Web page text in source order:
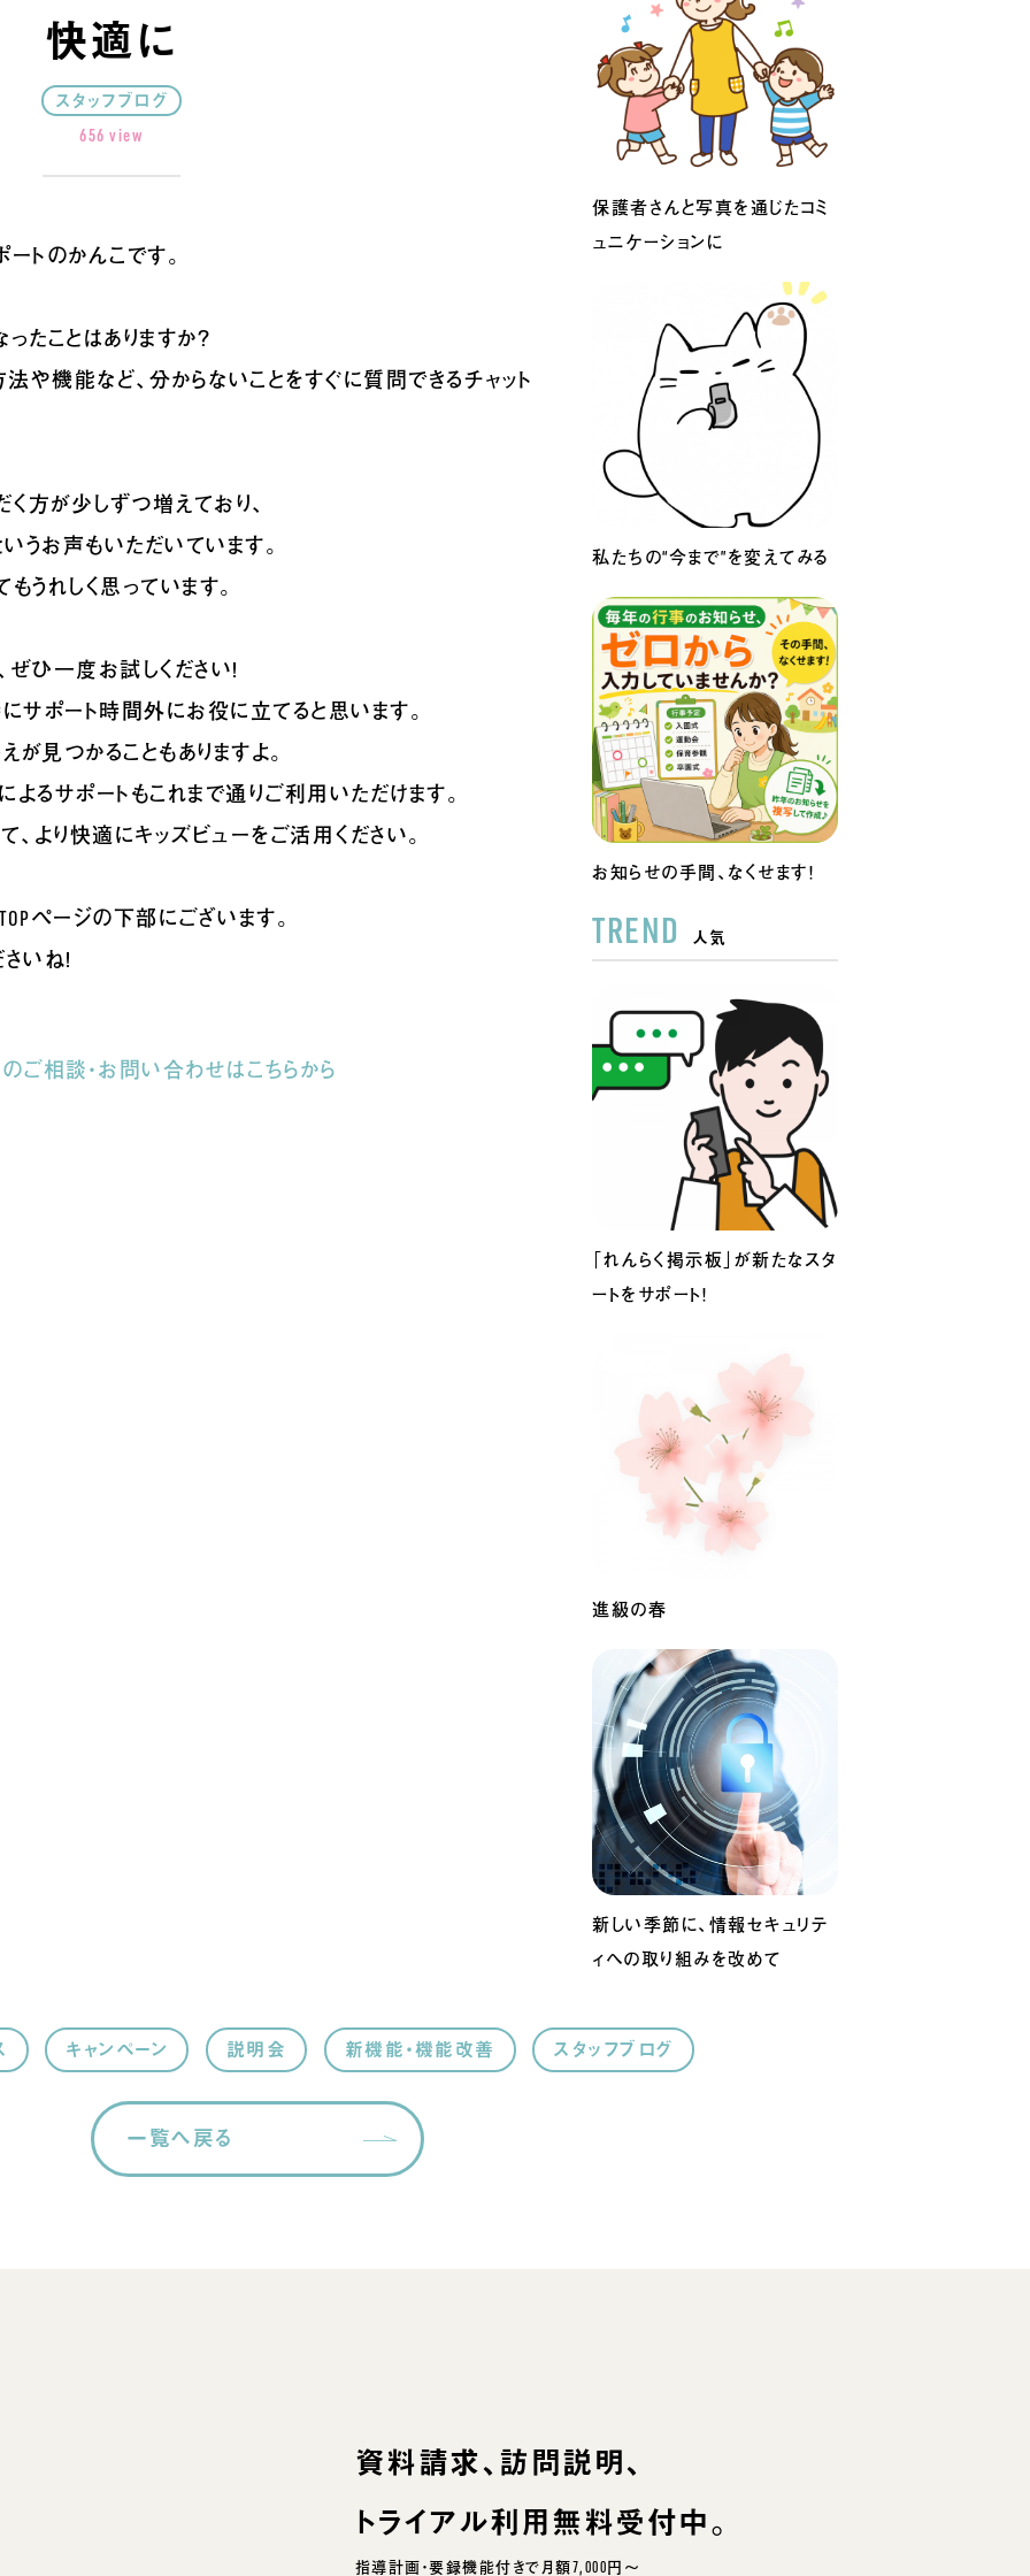
快適に
スタッフブログ
656 view
トのかんこです。
たことはありますか？
や機能など、分からないことをすぐに質問できるチャット
方が少しずつ増えており、
いうお声もいただいています。
うれしく思っています。
ひ一度お試しください！
サポート時間外にお役に立てると思います。
見つかることもありますよ。
るサポートもこれまで通りご利用いただけます。
より快適にキッズビューをご活用ください。
ページの下部にございます。
いね！
ご相談・お問い合わせはこちらから
保護者さんと写真を通じたコミ
ュニケーションに
私たちの“今まで”を変えてみる
お知らせの手間、なくせます！
人気
「れんらく掲示板」が新たなスタ
ートをサポート！
進級の春
新しい季節に、情報セキュリテ
ィへの取り組みを改めて
キャンペーン 説明会 新機能・機能改善 スタッフブログ
一覧へ戻る
資料請求、訪問説明、
トライアル利用無料受付中。
指導計画・要録機能付きで月額7,000円～